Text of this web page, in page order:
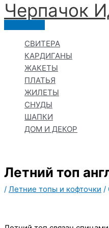
Перейти
к
Черпачoк
Главное
СВИТЕРА
КАРДИГАНЫ
ЖАКЕТЫ
ПЛАТЬЯ
ЖИЛЕТЫ
СНУДЫ
ШАПКИ
ДОМ И ДЕКОР
Летний топ
/ Летние топы и кофточки /